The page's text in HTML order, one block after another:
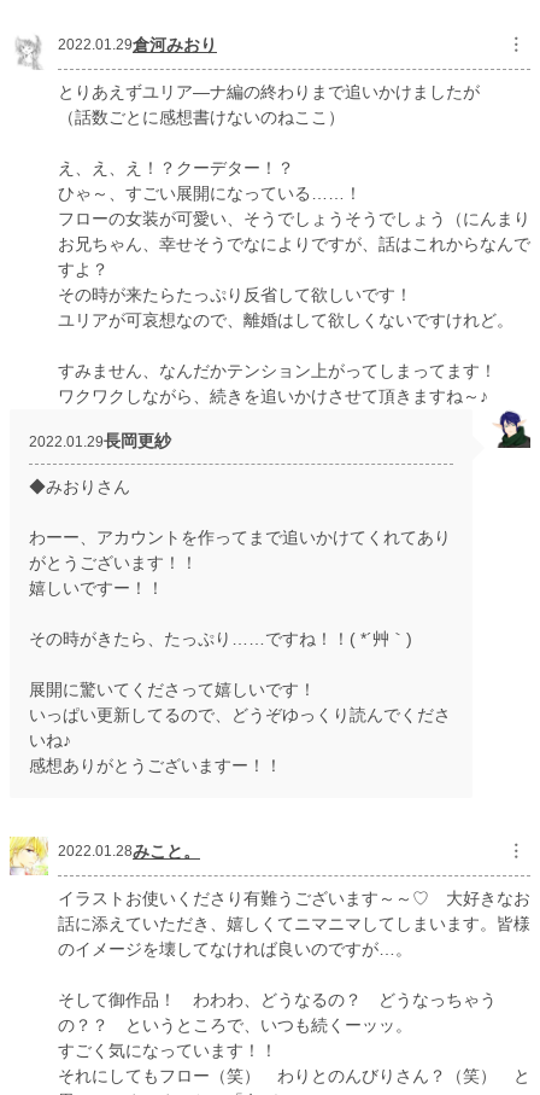
2022.01.29倉河みおり ︙
とりあえずユリア―ナ編の終わりまで追いかけましたが
（話数ごとに感想書けないのねここ）
え、え、え！？クーデター！？
ひゃ～、すごい展開になっている……！
フローの女装が可愛い、そうでしょうそうでしょう（にんまり
お兄ちゃん、幸せそうでなによりですが、話はこれからなんで
すよ？
その時が来たらたっぷり反省して欲しいです！
ユリアが可哀想なので、離婚はして欲しくないですけれど。
すみません、なんだかテンション上がってしまってます！
ワクワクしながら、続きを追いかけさせて頂きますね～♪
2022.01.29長岡更紗
◆みおりさん
わーー、アカウントを作ってまで追いかけてくれてあり
がとうございます！！
嬉しいですー！！
その時がきたら、たっぷり……ですね！！( *´艸｀)
展開に驚いてくださって嬉しいです！
いっぱい更新してるので、どうぞゆっくり読んでくださ
いね♪
感想ありがとうございますー！！
2022.01.28みこと。 ︙
イラストお使いくださり有難うございます～～♡ 大好きなお
話に添えていただき、嬉しくてニマニマしてしまいます。皆様
のイメージを壊してなければ良いのですが…。
そして御作品！ わわわ、どうなるの？ どうなっちゃう
の？？ というところで、いつも続くーッッ。
すごく気になっています！！
それにしてもフロー（笑） わりとのんびりさん？（笑） と